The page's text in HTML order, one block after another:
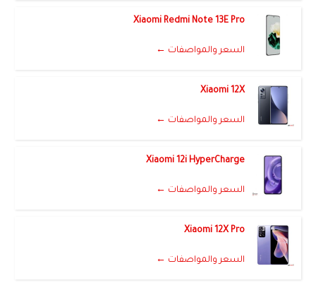
Xiaomi Redmi Note 13E Pro
السعر والمواصفات ←
Xiaomi 12X
السعر والمواصفات ←
Xiaomi 12i HyperCharge
السعر والمواصفات ←
Xiaomi 12X Pro
السعر والمواصفات ←